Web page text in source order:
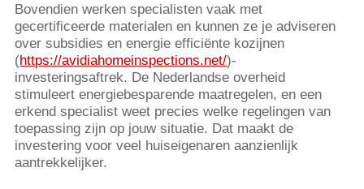
Bovendien werken specialisten vaak met
gecertificeerde materialen en kunnen ze je adviseren
over subsidies en energie efficiënte kozijnen
(https://avidiahomeinspections.net/)-
investeringsaftrek. De Nederlandse overheid
stimuleert energiebesparende maatregelen, en een
erkend specialist weet precies welke regelingen van
toepassing zijn op jouw situatie. Dat maakt de
investering voor veel huiseigenaren aanzienlijk
aantrekkelijker.